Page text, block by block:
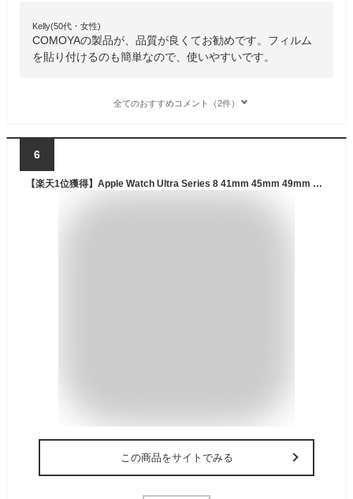
Kelly(50代・女性)
COMOYAの製品が、品質が良くてお勧めです。フィルム
を貼り付けるのも簡単なので、使いやすいです。
全てのおすすめコメント（2件）
6
【楽天1位獲得】Apple Watch Ultra Series 8 41mm 45mm 49mm ガラスフィルム Apple Watch SE/7/6/5/4 フィルム 44mm 40mm Apple Watch Series 4 保護フィルム 全面 Apple Watch Series 7 強化ガラス 液晶保護フィルム
この商品をサイトでみる